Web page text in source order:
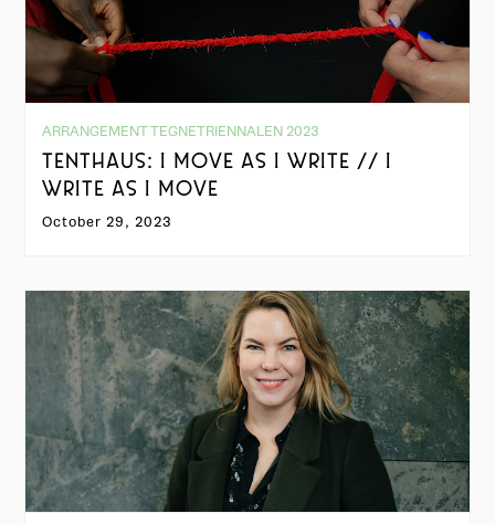
ARRANGEMENT TEGNETRIENNALEN 2023
TENTHAUS: I MOVE AS I WRITE // I
WRITE AS I MOVE
October 29, 2023